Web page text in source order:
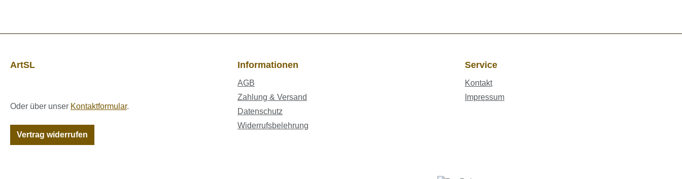
ArtSL
Oder über unser Kontaktformular.
Vertrag widerrufen
Informationen
AGB
Zahlung & Versand
Datenschutz
Widerrufsbelehrung
Service
Kontakt
Impressum